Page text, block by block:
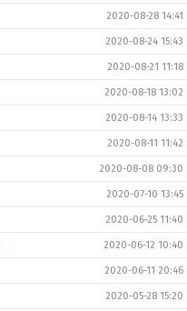
2020-08-28 14:41
2020-08-24 15:43
2020-08-21 11:18
2020-08-18 13:02
2020-08-14 13:33
2020-08-11 11:42
2020-08-08 09:30
2020-07-10 13:45
2020-06-25 11:40
2020-06-12 10:40
2020-06-11 20:46
2020-05-28 15:20